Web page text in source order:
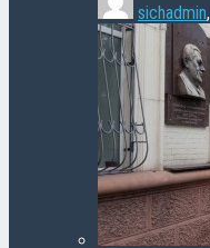
sichadmin,